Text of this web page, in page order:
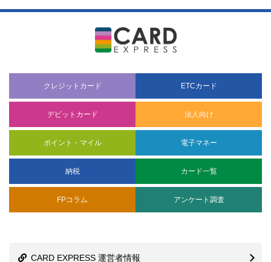
クレジットカード ETCカード
デビットカード 法人向け
ポイント・マイル 電子マネー
納税 カード一覧
FPコラム アンケート調査
CARD EXPRESS 運営者情報